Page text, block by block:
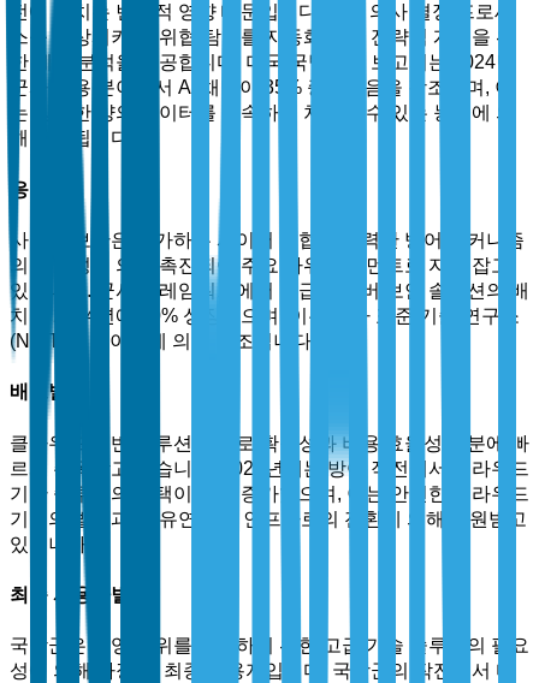
전에 미치는 변혁적 영향 때문입니다. AI는 의사 결정 프로세
스를 향상시키고, 위협 탐지를 자동화하며, 전략적 계획을 위
한 예측 분석을 제공합니다. 미국 국방부의 보고서는 2024년
군사 응용 분야에서 AI 채택이 35% 증가했음을 강조하며, 이
는 방대한 양의 데이터를 신속하게 처리할 수 있는 능력에 의
해 촉진됩니다.
응용별
사이버 보안은 증가하는 사이버 위협과 강력한 방어 메커니즘
의 필요성에 의해 촉진되어 주요 하위 세그먼트로 자리 잡고
있습니다. 군사 프레임워크에서 고급 사이버 보안 솔루션의 배
치는 2024년에 40% 성장했으며, 이는 국가 표준 기술 연구소
(NIST)의 데이터에 의해 강조됩니다.
배포별
클라우드 기반 솔루션은 주로 확장성과 비용 효율성 덕분에 빠
르게 주목받고 있습니다. 2024년에는 방어 작전에서 클라우드
기반 솔루션의 채택이 42% 증가했으며, 이는 안전한 클라우드
기술의 발전과 더 유연한 IT 인프라로의 전환에 의해 지원받고
있습니다.
최종 사용자별
국방군은 운영 우위를 유지하기 위한 고급 기술 솔루션의 필요
성에 의해 가장 큰 최종 사용자입니다. 국방군의 작전에서 디